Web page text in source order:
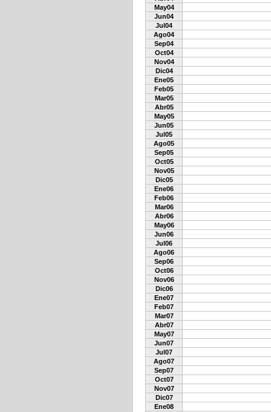
May04
Jun04
Jul04
Ago04
Sep04
Oct04
Nov04
Dic04
Ene05
Feb05
Mar05
Abr05
May05
Jun05
Jul05
Ago05
Sep05
Oct05
Nov05
Dic05
Ene06
Feb06
Mar06
Abr06
May06
Jun06
Jul06
Ago06
Sep06
Oct06
Nov06
Dic06
Ene07
Feb07
Mar07
Abr07
May07
Jun07
Jul07
Ago07
Sep07
Oct07
Nov07
Dic07
Ene08